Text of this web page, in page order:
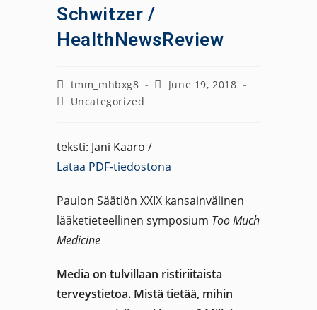
Schwitzer /
HealthNewsReview
Post
author:
tmm_mhbxg8
PostJune 19, 2018
PostUncategorized
teksti: Jani Kaaro /
Lataa PDF-tiedostona
Paulon Säätiön XXIX kansainvälinen
lääketieteellinen symposium Too Much
Medicine
Media on tulvillaan ristiriitaista
terveystietoa. Mistä tietää, mihin